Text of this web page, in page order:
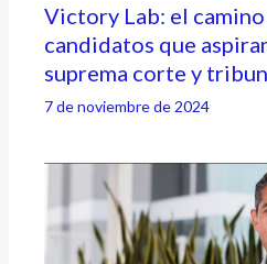
Victory Lab: el
candidatos que
suprema corte y
7 de noviembre de 2024